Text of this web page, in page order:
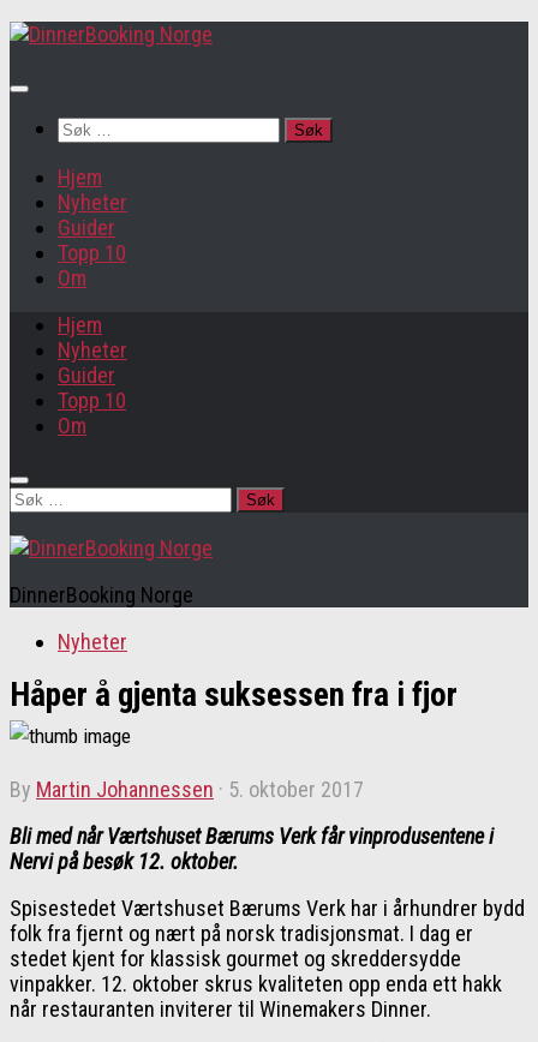
Søk
Hjem
Nyheter
Guider
Topp 10
Om
Hjem
Nyheter
Guider
Topp 10
Om
Søk
DinnerBooking Norge
Nyheter
Håper å gjenta suksessen fra i fjor
by Martin Johannessen · 5. oktober 2017
Bli med når Værtshuset Bærums Verk får vinprodusentene i
Nervi på besøk 12. oktober.
Spisestedet Værtshuset Bærums Verk har i århundrer bydd
folk fra fjernt og nært på norsk tradisjonsmat. I dag er
stedet kjent for klassisk gourmet og skreddersydde
vinpakker. 12. oktober skrus kvaliteten opp enda ett hakk
når restauranten inviterer til Winemakers Dinner.